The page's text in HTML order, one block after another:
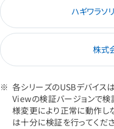
ハギワラソ
株式
各シリーズのUSBデバイス
Viewの検証バージョンで検
様変更により正常に動作し
は十分に検証を行ってくださ